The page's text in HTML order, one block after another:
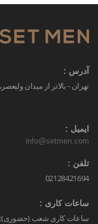
آدرس :
تهران - بالاتر از میدان
ایمیل :
info@setmen.com
تلفن :
02128421694
ساعات کاری :
ساعات کاری شعب (حضوری):